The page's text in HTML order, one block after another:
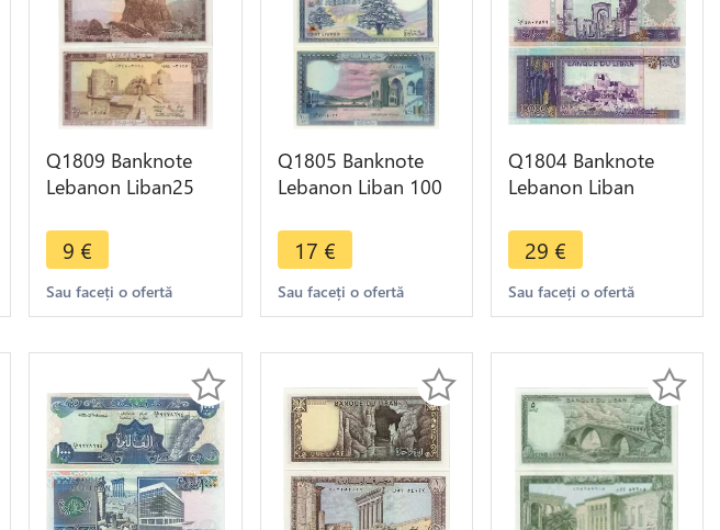
Q1809 Banknote
Lebanon Liban25
Saida 1983 UNC ->
Make offer
9 €
Sau faceți o ofertă
Q1805 Banknote
Lebanon Liban 100
Make offer
17 €
Sau faceți o ofertă
Q1804 Banknote
Lebanon Liban
UNC -> Make offer
29 €
Sau faceți o ofertă